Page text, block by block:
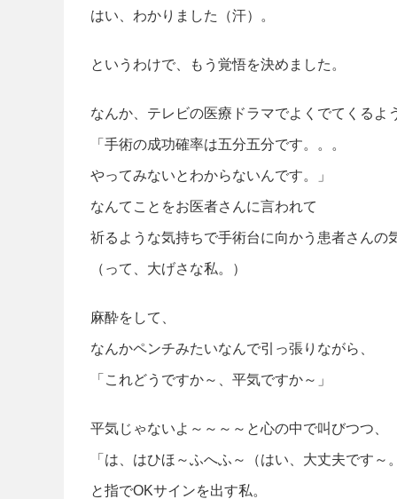
はい、わかりました（汗）。
というわけで、もう覚悟を決めました。
なんか、テレビの医療ドラマでよくでてくるよ
「手術の成功確率は五分五分です。。。
やってみないとわからないんです。」
なんてことをお医者さんに言われて
祈るような気持ちで手術台に向かう患者さんの
（って、大げさな私。）
麻酔をして、
なんかペンチみたいなんで引っ張りながら、
「これどうですか～、平気ですか～」
平気じゃないよ～～～～と心の中で叫びつつ、
「は、はひほ～ふへふ～（はい、大丈夫です～
と指でOKサインを出す私。